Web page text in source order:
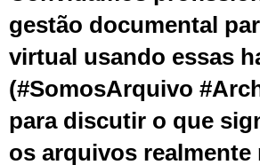
gestão documental
virtual usando essas
(#SomosArquivo
para discutir o que
os arquivos